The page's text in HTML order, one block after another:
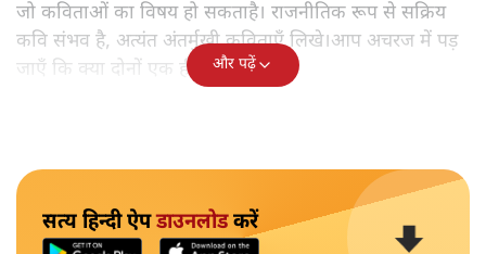
जो कविताओं का विषय हो सकताहै। राजनीतिक रूप से सक्रिय
कवि संभव है, अत्यंत अंतर्मुखी कविताएँ लिखे।आप अचरज में पड़
जाएँ कि क्या दोनों एक ही व्यक्ति हैं?
और पढ़ें
सत्य हिन्दी ऐपडाउनलोडकरें